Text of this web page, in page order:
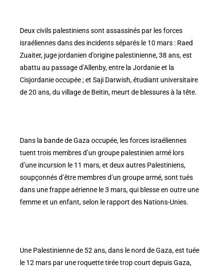
Deux civils palestiniens sont assassinés par les forces
israéliennes dans des incidents séparés le 10 mars : Raed
Zuaiter, juge jordanien d’origine palestinienne, 38 ans, est
abattu au passage d’Allenby, entre la Jordanie et la
Cisjordanie occupée ; et Saji Darwish, étudiant universitaire
de 20 ans, du village de Beitin, meurt de blessures à la tête.
Dans la bande de Gaza occupée, les forces israéliennes
tuent trois membres d’un groupe palestinien armé lors
d’une incursion le 11 mars, et deux autres Palestiniens,
soupçonnés d’être membres d’un groupe armé, sont tués
dans une frappe aérienne le 3 mars, qui blesse en outre une
femme et un enfant, selon le rapport des Nations-Unies.
Une Palestinienne de 52 ans, dans le nord de Gaza, est tuée
le 12 mars par une roquette tirée trop court depuis Gaza,